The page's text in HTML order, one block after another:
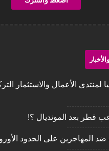
لمنتدى الأعمال والاستثمار
قطر بعد المونديال ؟!
المهاجرين على الحدود